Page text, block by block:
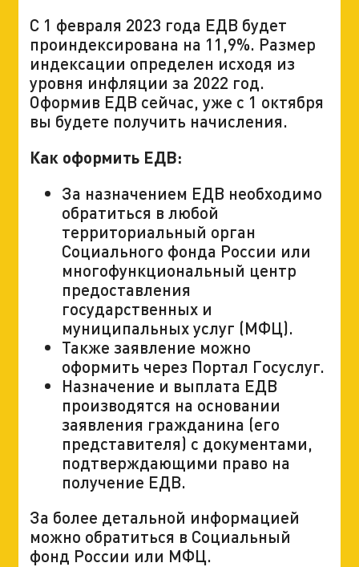
С 1 февраля 2023 года ЕДВ будет
проиндексирована на 11,9%. Размер
индексации определен исходя из
уровня инфляции за 2022 год.
Оформив ЕДВ сейчас, уже с 1 октября
вы будете получить начисления.
Как оформить ЕДВ:
За назначением ЕДВ необходимо
обратиться в любой
территориальный орган
Социального фонда России или
многофункциональный центр
предоставления
государственных и
муниципальных услуг (МФЦ).
Также заявление можно
оформить через Портал Госуслуг.
Назначение и выплата ЕДВ
производятся на основании
заявления гражданина (его
представителя) с документами,
подтверждающими право на
получение ЕДВ.
За более детальной информацией
можно обратиться в Социальный
фонд России или МФЦ.